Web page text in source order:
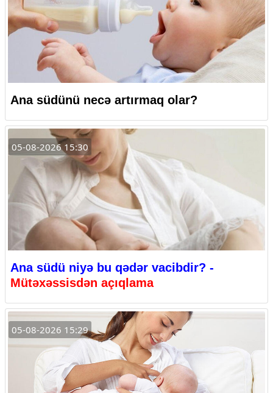
Ana südünü necə artırmaq olar?
05-08-2026 15:30
Ana südü niyə bu qədər vacibdir? -
Mütəxəssisdən açıqlama
05-08-2026 15:29